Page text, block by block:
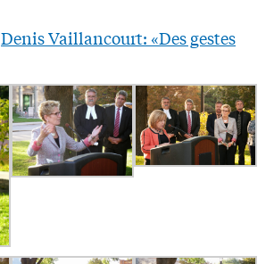
Denis Vaillancourt: «Des gestes